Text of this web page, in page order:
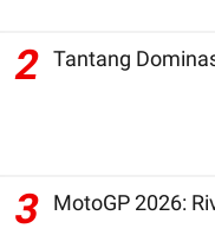
2 Tantang
3 MotoGP 2026: